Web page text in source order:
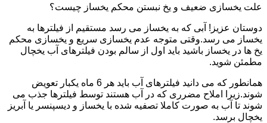
علت یخسازی ضعیف و یخ نبستن محکم یخساز چیست؟
دوستان عزیز! آبی که به یخساز می رسد مستقیم از فیلترها به
یخساز می رسد.وقتی متوجه عدم یخسازی سریع و یخسازی محکم
یخ ها در یخساز باشید باید اول از سالم بودن فیلترهای آب یخچال
مطمئن شوید.
همانطور که می دانید فیلترهای آب باید هر 6 ماه یکبار تعویض
شوند.زیرا املاح مضرری که در آب هستند توسط فیلترها جذب می
شوند تا آب به صورت کاملا تصفیه شده با یخساز و دیسپنسر یا آبریز
یخچال برسد.